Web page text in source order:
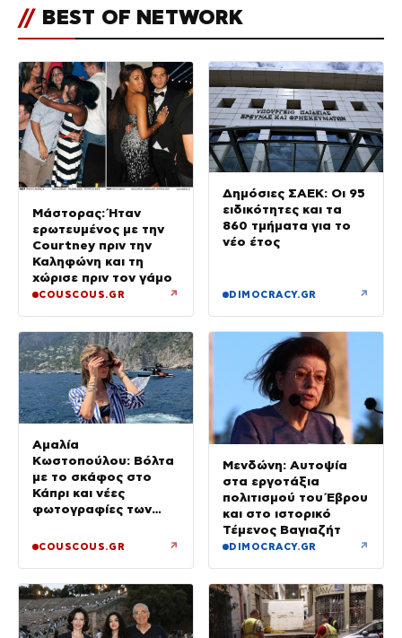
// BEST OF NETWORK
Μάστορας: Ήταν
ερωτευμένος με την
Courtney πριν την
Καληφώνη και τη
χώρισε πριν τον γάμο
COUSCOUS.GR ↗
Δημόσιες ΣΑΕΚ: Οι 95
ειδικότητες και τα
860 τμήματα για το
νέο έτος
DIMOCRACY.GR ↗
Αμαλία
Κωστοπούλου: Βόλτα
με το σκάφος στο
Κάπρι και νέες
φωτογραφίες των
COUSCOUS.GR ↗
Μενδώνη: Αυτοψία
στα εργοτάξια
πολιτισμού του Έβρου
και στο ιστορικό
Τέμενος Βαγιαζήτ
DIMOCRACY.GR ↗